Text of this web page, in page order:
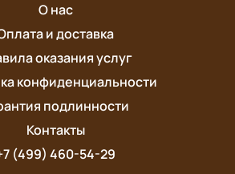
О нас
и доставка
оказания услуг
конфиденциальности
подлинности
Контакты
(499) 460-54-29